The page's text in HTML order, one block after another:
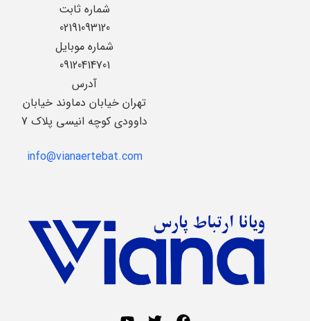
شماره ثابت
02191093120
شماره موبایل
09120414701
آدرس
تهران خیابان دماوند خیابان
داوودی کوچه انیسی پلاک 7
info@vianaertebat.com